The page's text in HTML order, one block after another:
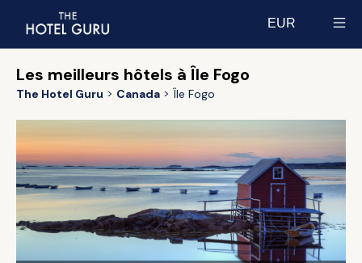
EUR
Les meilleurs hôtels à Île Fogo
The Hotel Guru Canada Île Fogo